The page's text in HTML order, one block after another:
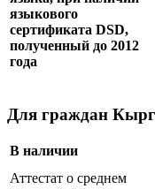
языкового
сертификата DSD,
полученный до 2012
года
Для граждан
В наличии
Аттестат о среднем